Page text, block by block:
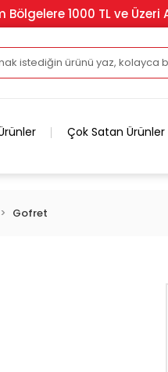
Bölgelere 1000 TL ve
Çok Satan Ürünler
Gofret